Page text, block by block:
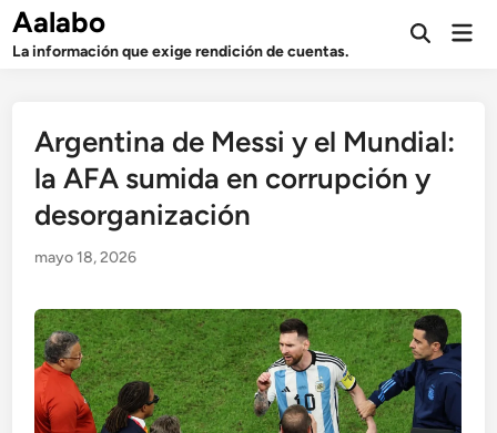
Saltar
contenido
Aalabo
La información que exige rendición de cuentas.
Abrir
Argentina de Messi y el Mundial:
la AFA sumida en corrupción y
desorganización
mayo 18, 2026